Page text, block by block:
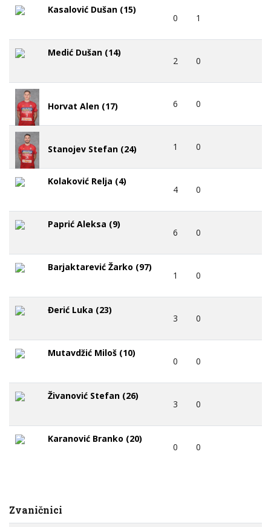
Kasalović Dušan (15)
0 1
Medić Dušan (14)
2 0
Horvat Alen (17) 6 0
Stanojev Stefan (24) 1 0
Kolaković Relja (4)
4 0
Paprić Aleksa (9)
6 0
Barjaktarević Žarko (97)
1 0
Đerić Luka (23)
3 0
Mutavdžić Miloš (10)
0 0
Živanović Stefan (26)
3 0
Karanović Branko (20)
0 0
Zvaničnici